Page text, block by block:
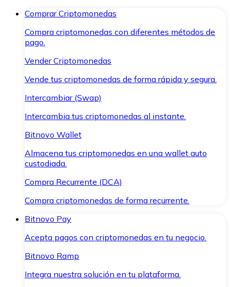
Comprar Criptomonedas
Compra criptomonedas con diferentes métodos de
pago.
Vender Criptomonedas
Vende tus criptomonedas de forma rápida y segura.
Intercambiar (Swap)
Intercambia tus criptomonedas al instante.
Bitnovo Wallet
Almacena tus criptomonedas en una wallet auto
custodiada.
Compra Recurrente (DCA)
Compra criptomonedas de forma recurrente.
Bitnovo Pay
Acepta pagos con criptomonedas en tu negocio.
Bitnovo Ramp
Integra nuestra solución en tu plataforma.